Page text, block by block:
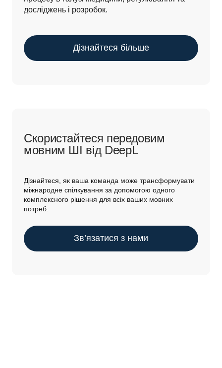
досліджень і розробок.
Дізнайтеся більше
Скористайтеся передовим
мовним ШІ від DeepL
Дізнайтеся, як ваша команда може трансформувати
міжнародне спілкування за допомогою одного
комплексного рішення для всіх ваших мовних
потреб.
Зв’язатися з нами